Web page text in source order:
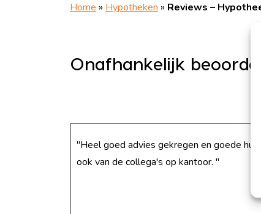
Home » Hypotheken » Reviews –
Onafhankelijk
"Heel goed advies gekregen en goede hulp,
ook van de collega's op kantoor. "